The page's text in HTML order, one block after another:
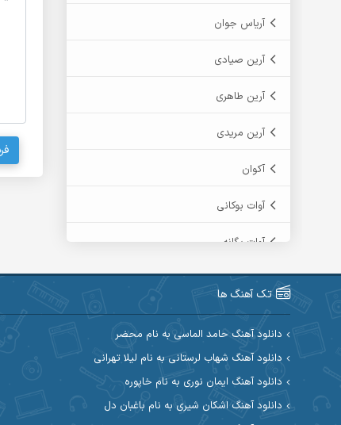
آریاس جوان
آرین صیادی
آرین طاهری
آرین مریدی
آکوان
آوات بوکانی
آوات یگانه
آیت احمدنژاد
آیهان
ابراهیم شمس
ابوالحسن جاویدان
تک آهنگ ها
دانلود آهنگ حامد الماسی به نام محضر
دانلود آهنگ شهاب لرستانی به نام لیلا تهرانی
دانلود آهنگ ایمان نوری به نام خاپوره
دانلود آهنگ اشکان شیری به نام باغبان دل